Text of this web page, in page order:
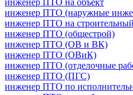
инженер ПТО (наружные
инженер ПТО на
инженер ПТО (общестрой)
инженер ПТО (ОВ и ВК)
инженер ПТО (ОВиК)
инженер ПТО (отделочные
инженер ПТО (ПГС)
инженер ПТО по